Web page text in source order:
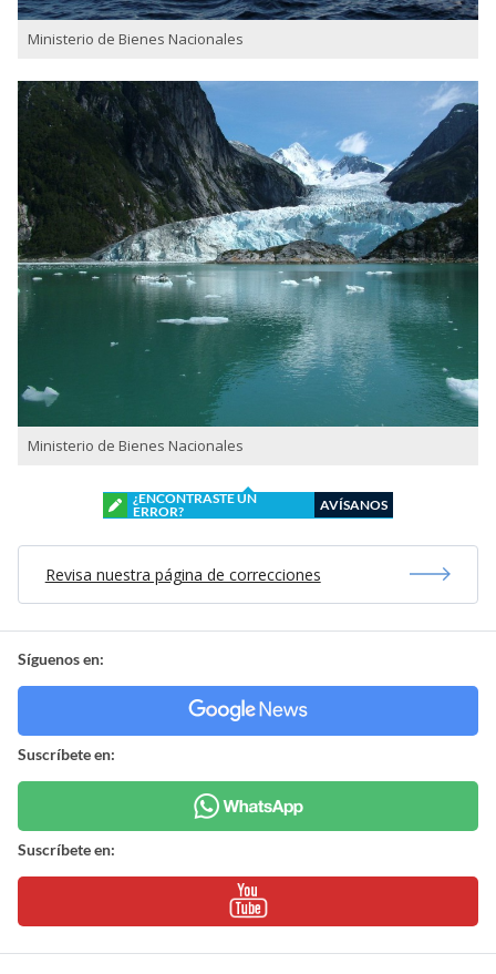
Ministerio de Bienes Nacionales
Ministerio de Bienes Nacionales
¿ENCONTRASTE UN
ERROR?
AVÍSANOS
Revisa nuestra página de correcciones
Síguenos en:
Suscríbete en:
Suscríbete en: